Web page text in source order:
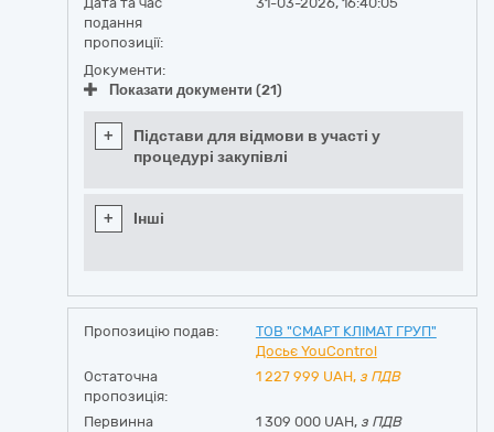
подання
пропозиції:
Документи:
Показати документи (21)
+
Підстави для відмови в участі у
процедурі закупівлі
+ Інші
Пропозицію подав:
ТОВ "СМАРТ КЛІМАТ ГРУП"
Досьє YouControl
Остаточна
пропозиція:
1 227 999 UAH, з ПДВ
Первинна
1 309 000 UAH, з ПДВ